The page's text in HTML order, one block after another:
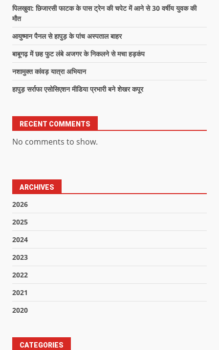
पिलखुवा: छिजारसी फाटक के पास ट्रेन की चपेट में आने से 30 वर्षीय युवक की
मौत
आयुष्मान पैनल से हापुड़ के पांच अस्पताल बाहर
बाबूगढ़ में छह फुट लंबे अजगर के निकलने से मचा हड़कंप
नशामुक्त कांवड़ यात्रा अभियान
हापुड़ सर्राफा एसोसिएशन मीडिया प्रभारी बने शेखर कपूर
RECENT COMMENTS
No comments to show.
ARCHIVES
2026
2025
2024
2023
2022
2021
2020
CATEGORIES